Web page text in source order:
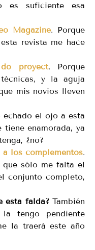
es suficiente esa
Magazine. Porque
revista me hace
proyect. Porque
y la aguja
mis novios lleven
echado el ojo a esta
tiene enamorada, ya
¿no?
los complementos.
que sólo me falta el
conjunto completo,
esta falda?También
tengo pendiente
la traerá este año